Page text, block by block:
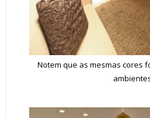
Notem que as mesmas cores